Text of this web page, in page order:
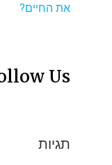
את החיים?
Us
תגיות